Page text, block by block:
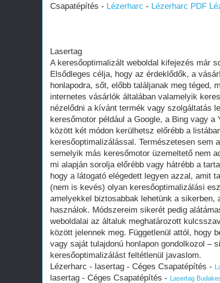
Csapatépítés - Lézerharc - Lézerharc PDF
Lasertag
A keresőoptimalizált weboldal kifejezés már
Elsődleges célja, hogy az érdeklődők, a
honlapodra, sőt, előbb találjanak meg téged,
internetes vásárlók általában valamelyik
nézelődni a kívánt termék vagy szolgáltatás
keresőmotor például a Google, a Bing vagy a
között két módon kerülhetsz előrébb a
keresőoptimalizálással. Természetesen sem
semelyik más keresőmotor üzemeltető nem
mi alapján sorolja előrébb vagy hátrébb a
hogy a látogató elégedett legyen azzal, amit
(nem is kevés) olyan keresőoptimalizálási
amelyekkel biztosabbak lehetünk a sikerben,
használok. Módszereim sikerét pedig
weboldalai az általuk meghatározott
között jelennek meg. Függetlenül attól, hogy
vagy saját tulajdonú honlapon gondolkozol –
keresőoptimalizálást feltétlenül javaslom.
Lézerharc - lasertag - Céges Csapatépítés -
lasertag - Céges Csapatépítés - Lasertag